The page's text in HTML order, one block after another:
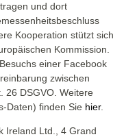
und dort
Kooperation stützt sich
Kommission.
einer Facebook
zwischen
26 DSGVO. Weitere
Daten) finden Sie hier.
Ireland Ltd., 4 Grand